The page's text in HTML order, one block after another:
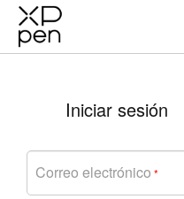
Iniciar sesión
Correo electrónico *